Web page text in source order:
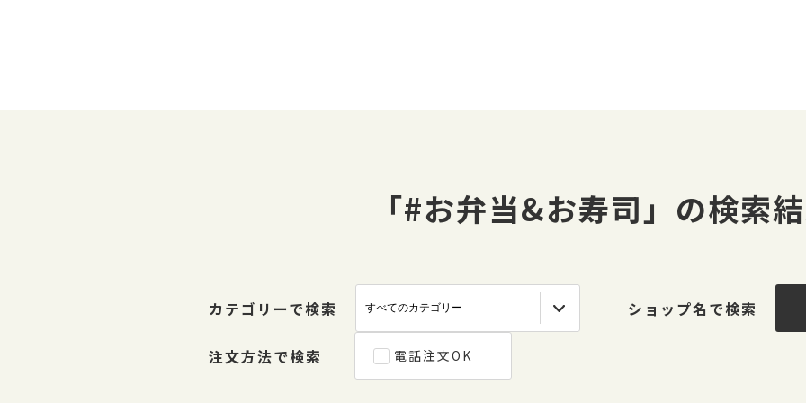
「#お弁当&お寿司」の検索
カテゴリーで検索 ショップ名で検索
注文方法で検索 電話注文OK